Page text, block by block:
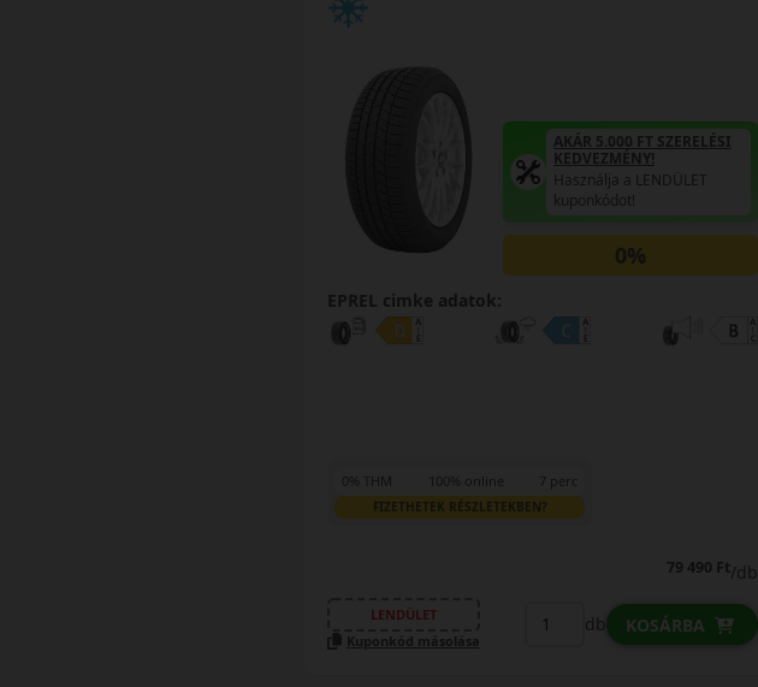
AKÁR 5.000 FT SZERELÉSI
KEDVEZMÉNY!
Használja a LENDÜLET
kuponkódot!
0%
EPREL cimke adatok:
0% THM 100% online 7 perc
FIZETHETEK RÉSZLETEKBEN?
79 490 Ft/db
LENDÜLET
Kuponkód másolása
db KOSÁRBA